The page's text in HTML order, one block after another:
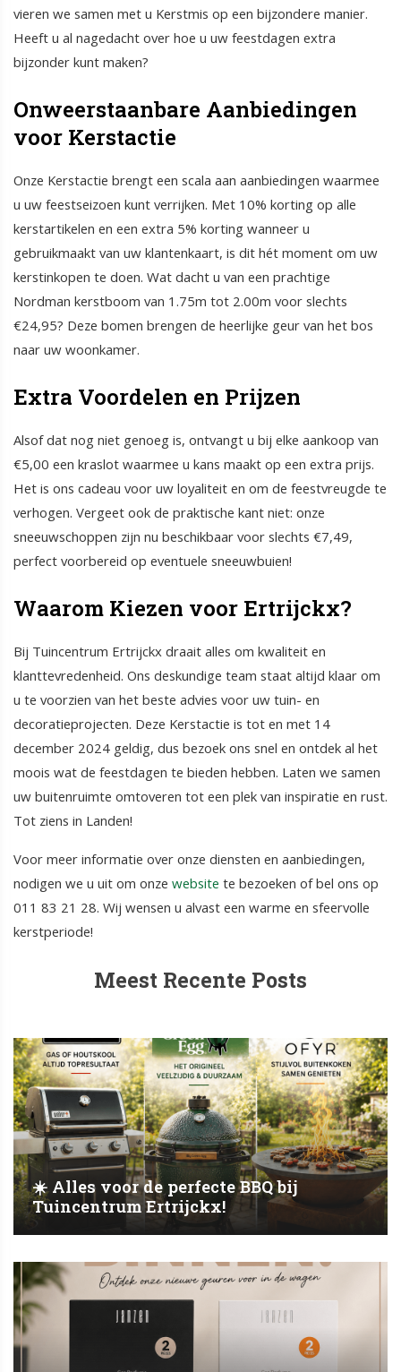
vieren we samen met u Kerstmis op een bijzondere manier.
Heeft u al nagedacht over hoe u uw feestdagen extra
bijzonder kunt maken?
Onweerstaanbare Aanbiedingen
voor Kerstactie
Onze Kerstactie brengt een scala aan aanbiedingen waarmee
u uw feestseizoen kunt verrijken. Met 10% korting op alle
kerstartikelen en een extra 5% korting wanneer u
gebruikmaakt van uw klantenkaart, is dit hét moment om uw
kerstinkopen te doen. Wat dacht u van een prachtige
Nordman kerstboom van 1.75m tot 2.00m voor slechts
€24,95? Deze bomen brengen de heerlijke geur van het bos
naar uw woonkamer.
Extra Voordelen en Prijzen
Alsof dat nog niet genoeg is, ontvangt u bij elke aankoop van
€5,00 een kraslot waarmee u kans maakt op een extra prijs.
Het is ons cadeau voor uw loyaliteit en om de feestvreugde te
verhogen. Vergeet ook de praktische kant niet: onze
sneeuwschoppen zijn nu beschikbaar voor slechts €7,49,
perfect voorbereid op eventuele sneeuwbuien!
Waarom Kiezen voor Ertrijckx?
Bij Tuincentrum Ertrijckx draait alles om kwaliteit en
klanttevredenheid. Ons deskundige team staat altijd klaar om
u te voorzien van het beste advies voor uw tuin- en
decoratieprojecten. Deze Kerstactie is tot en met 14
december 2024 geldig, dus bezoek ons snel en ontdek al het
moois wat de feestdagen te bieden hebben. Laten we samen
uw buitenruimte omtoveren tot een plek van inspiratie en rust.
Tot ziens in Landen!
Voor meer informatie over onze diensten en aanbiedingen,
nodigen we u uit om onze website te bezoeken of bel ons op
011 83 21 28. Wij wensen u alvast een warme en sfeervolle
kerstperiode!
Meest Recente Posts
☀️ Alles voor de perfecte BBQ bij
Tuincentrum Ertrijckx!